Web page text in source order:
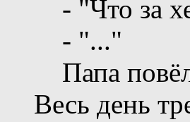
- "Что за
- "..."
Папа
Весь день